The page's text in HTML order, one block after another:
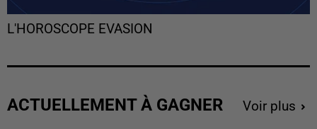
L'HOROSCOPE EVASION
ACTUELLEMENT À GAGNER Voir plus